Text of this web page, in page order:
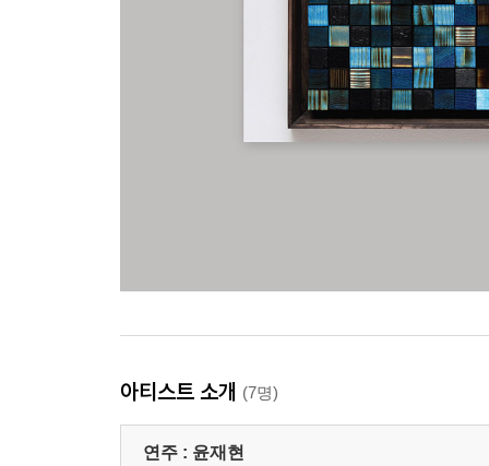
아티스트 소개 (7명)
연주 : 윤재현